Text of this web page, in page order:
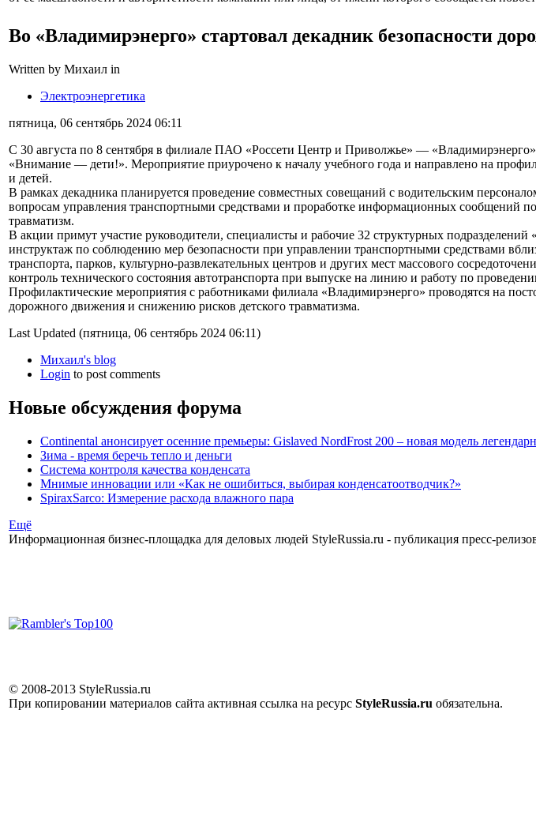
Во «Владимирэнерго» стартовал декадник безопасности
Written by Михаил in
Электроэнергетика
пятница, 06 сентябрь 2024 06:11
С 30 августа по 8 сентября в филиале ПАО «Россети Центр и Приволжье» —
«Внимание — дети!». Мероприятие приурочено к началу учебного года и направлено на
и детей.
В рамках декадника планируется проведение совместных совещаний с водительским
вопросам управления транспортными средствами и проработке информационных сообщений
травматизм.
В акции примут участие руководители, специалисты и рабочие 32 структурных
инструктаж по соблюдению мер безопасности при управлении транспортными средствами
транспорта, парков, культурно-развлекательных центров и других мест массового
контроль технического состояния автотранспорта при выпуске на линию и работу по
Профилактические мероприятия с работниками филиала «Владимирэнерго» проводятся на
дорожного движения и снижению рисков детского травматизма.
Last Updated (пятница, 06 сентябрь 2024 06:11)
Михаил's blog
Login to post comments
Новые обсуждения форума
Continental анонсирует осенние премьеры: Gislaved NordFrost 200 – новая модель
Зима - время беречь тепло и деньги
Система контроля качества конденсата
Мнимые инновации или «Как не ошибиться, выбирая конденсатоотводчик?»
SpiraxSarco: Измерение расхода влажного пара
Ещё
Информационная бизнес-площадка для деловых людей StyleRussia.ru - публикация пресс-
© 2008-2013 StyleRussia.ru
При копировании материалов сайта активная ссылка на ресурс StyleRussia.ru обязательна.